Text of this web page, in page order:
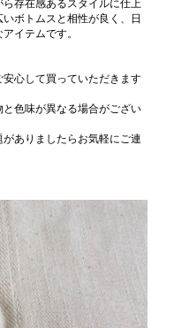
存在感あるスタイルに仕上
ボトムスと相性が良く、日
イテムです。
心して買っていただきます
色味が異なる場合がござい
ありましたらお気軽にご連